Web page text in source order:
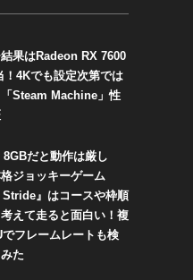
果はRadeon RX 7600
！4Kでも設定次第では
Steam Machine」性
8GBだと動作は厳し
ジョッキーゲーム
Stride』はコースや枠順
えて走ると面白い！複
でフレームレートも検
た